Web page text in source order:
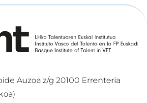
Auzoa z/g 20100 Errenteria